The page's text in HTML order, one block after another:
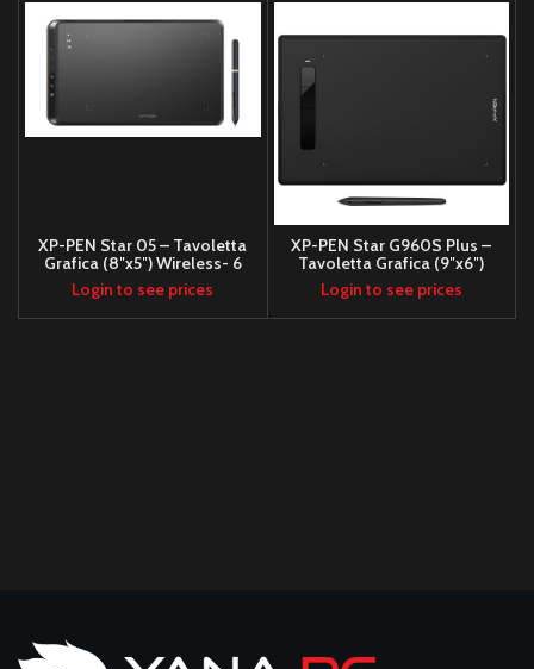
XP-PEN Star 05 – Tavoletta
Grafica (8″x5″) Wireless- 6
tasti touch
Login to see prices
XP-PEN Star G960S Plus –
Tavoletta Grafica (9″x6″)
stilo PH2 (con gomma
digitale)
Login to see prices